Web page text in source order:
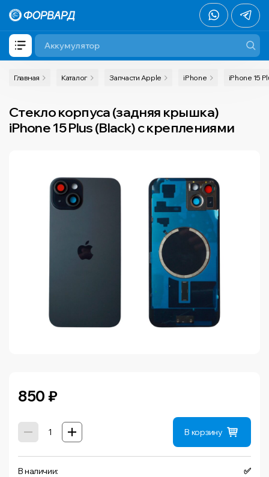
Главная Каталог Запчасти Apple iPhone iPhone 15
Стекло корпуса (задняя крышка)
iPhone 15 Plus (Black) с креплениями
850 ₽
В корзину
В наличии: ✅